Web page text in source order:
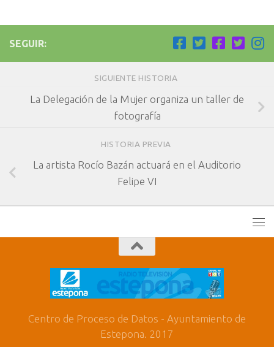
SEGUIR:
SIGUIENTE HISTORIA
La Delegación de la Mujer organiza un taller de
fotografía
HISTORIA PREVIA
La artista Rocío Bazán actuará en el Auditorio
Felipe VI
Centro de Proceso de Datos - Ayuntamiento de
Estepona. 2017